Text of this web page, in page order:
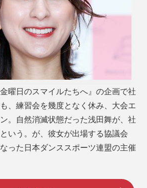
曜日のスマイルたちへ』の企画で社
、練習会を幾度となく休み、大会エ
。自然消滅状態だった浅田舞が、社
いう。が、彼女が出場する協議会
った日本ダンススポーツ連盟の主催